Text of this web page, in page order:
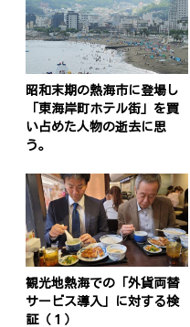
昭和末期の熱海市に登場し
「東海岸町ホテル街」を買
い占めた人物の逝去に思
う。
観光地熱海での「外貨両替
サービス導入」に対する検
証（１）